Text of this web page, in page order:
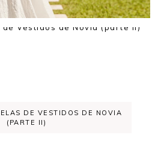
DE VESTIDOS DE NOVIA
(PARTE II)